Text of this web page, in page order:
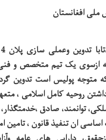
ملی افغانستان
ازسوی یک تیم متخصص و
متوجه پولیس است تدوین
روحیه کامل اسلامی ،
توانمند، صادق
ان تنفیذ قانون ، تامین